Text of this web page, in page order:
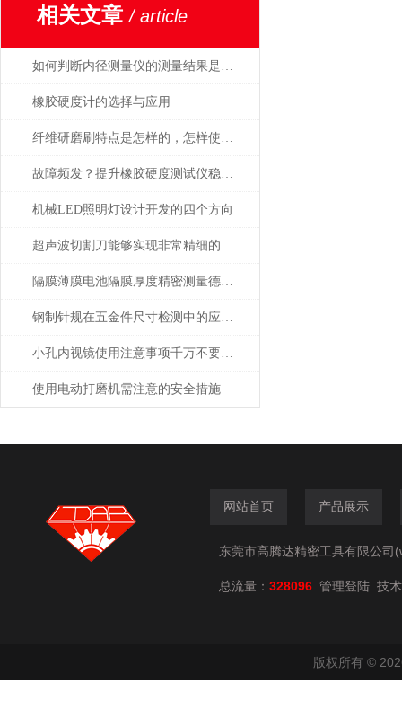
相关文章/ article
如何判断内径测量仪的测量结果是否准确
橡胶硬度计的选择与应用
纤维研磨刷特点是怎样的，怎样使用才正确
故障频发？提升橡胶硬度测试仪稳定性的建议
机械LED照明灯设计开发的四个方向
超声波切割刀能够实现非常精细的切割
隔膜薄膜电池隔膜厚度精密测量德国MAHR
钢制针规在五金件尺寸检测中的应用——日本SK新泻精机
小孔内视镜使用注意事项千万不要忘了，牢记
使用电动打磨机需注意的安全措施
网站首页 产品展示
东莞市高腾达精密工具有限公司
总流量： 328096 管理登陆 技
版权所有 ©